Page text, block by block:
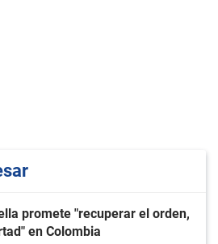
promete "recuperar el orden,
en Colombia